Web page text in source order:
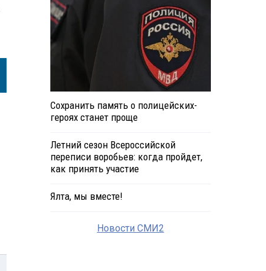
Сохранить память о полицейских-
героях станет проще
Летний сезон Всероссийской
переписи воробьев: когда пройдет,
как принять участие
Ялта, мы вместе!
Новости СМИ2